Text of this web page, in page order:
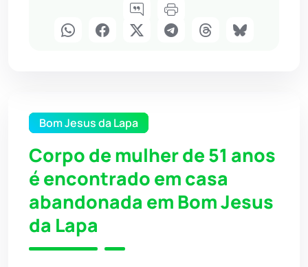
Bom Jesus da Lapa
Corpo de mulher de 51 anos
é encontrado em casa
abandonada em Bom Jesus
da Lapa